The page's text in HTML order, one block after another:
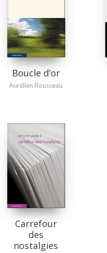
Boucle d’or
Aurélien Rousseau
Carrefour
des
nostalgies